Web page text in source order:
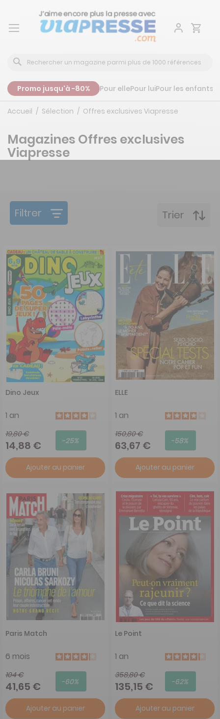
Aller
Promo jusqu'à -80% Pour ellePour luiPour les enfants
Accueil Sélection Offres exclusives Viapresse
Magazines Offres exclusives
Viapresse
Filtrer Trier
Dino Jeux
1 an
19,80 €
14,88 € -25%
Ajouter au panier
ELLE
1 an
150,80 €
63,67 € -58%
Ajouter au panier
Paris Match
6 mois
104 €
41,65 € -60%
Ajouter au panier
Le Point
1 an
358,80 €
135,15 € -62%
Ajouter au panier